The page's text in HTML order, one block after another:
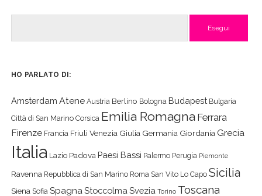
HO PARLATO DI:
Amsterdam Atene Austria Berlino Bologna Budapest Bulgaria
Città di San Marino Corsica Emilia Romagna Ferrara
Firenze Francia Friuli Venezia Giulia Germania Giordania Grecia
Italia Lazio Padova Paesi Bassi Palermo Perugia Piemonte
Ravenna Repubblica di San Marino Roma San Vito Lo Capo Sicilia
Siena Sofia SpagnaStoccolma Svezia Torino Toscana